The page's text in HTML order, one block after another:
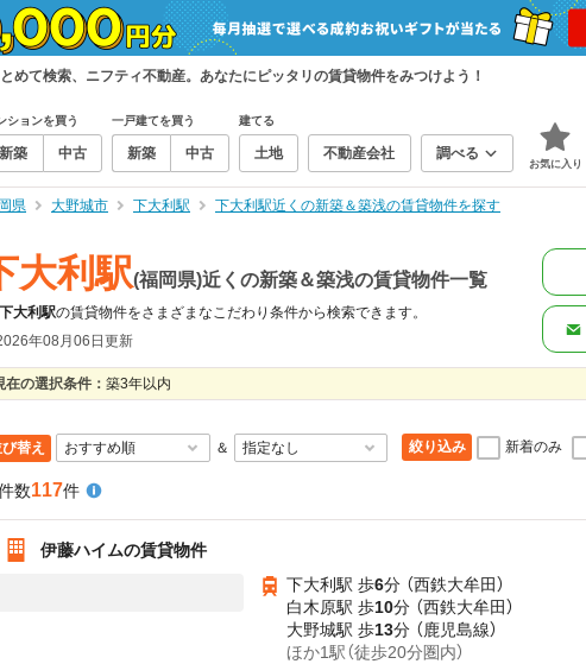
めて検索、ニフティ不動産。あなたにピッタリの賃貸物件をみつけよう！
ションを買う
新築 中古
一戸建てを買う
新築 中古
建てる
土地 不動産会社 調べる
お気に入り
県 大野城市 下大利駅 下大利駅近くの新築＆築浅の賃貸物件を探す
大利駅(福岡県)近くの新築＆築浅の賃貸物件一覧
下大利駅の賃貸物件をさまざまなこだわり条件から検索できます。
年08月06日更新
在の選択条件： 築3年以内
替え ＆ 絞り込み 新着のみ
数117件
伊藤ハイムの賃貸物件
下大利駅 歩6分 （西鉄大牟田）
白木原駅 歩10分 （西鉄大牟田）
大野城駅 歩13分 （鹿児島線）
ほか1駅（徒歩20分圏内）